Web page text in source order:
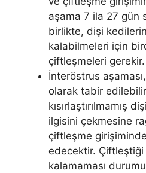
aşama 7 ila 27 gün
birlikte, dişi
kalabilmeleri için
çiftleşmeleri gerekir.
İnteröstrus
olarak tabir
kısırlaştırılmamış
ilgisini çekmesine
çiftleşme
edecektir.
kalamaması